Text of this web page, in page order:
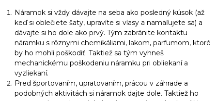
Náramok si vždy dávajte na seba ako posledný kúsok (až
keď si oblečiete šaty, upravíte si vlasy a namaľujete sa) a
dávajte si ho dole ako prvý. Tým zabránite kontaktu
náramku s rôznymi chemikáliami, lakom, parfumom, ktoré
by ho mohli poškodiť. Taktiež sa tým vyhneš
mechanickému poškodeniu náramku pri obliekaní a
vyzliekaní.
Pred športovaním, upratovaním, prácou v záhrade a
podobných aktivitách si náramok dajte dole. Taktiež ho